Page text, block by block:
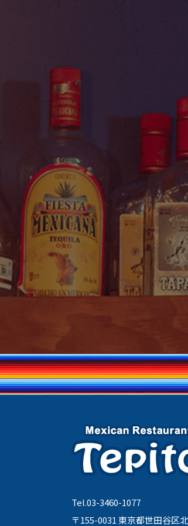
Tel.03-3460-1077
〒155-0031 東京都世田谷区